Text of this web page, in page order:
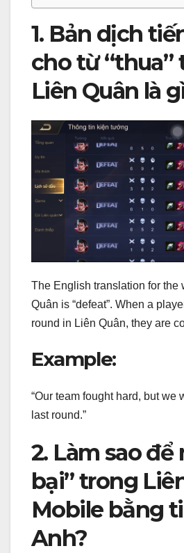
1. Bản dịch
cho từ “thua”
Liên Quân là
The English translation for the
Quân is “defeat”. When a
round in Liên Quân, they are
Example:
“Our team fought hard, but we
last round.”
2. Làm sao
bại” trong
Mobile bằng
Anh?